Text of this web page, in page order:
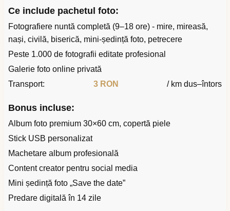
Ce include pachetul foto:
Fotografiere nuntă completă (9–18 ore) - mire, mireasă,
nași, civilă, biserică, mini-ședință foto, petrecere
Peste 1.000 de fotografii editate profesional
Galerie foto online privată
Transport:
3 RON / km dus–întors
Bonus incluse:
Album foto premium 30×60 cm, copertă piele
Stick USB personalizat
Machetare album profesională
Content creator pentru social media
Mini ședință foto „Save the date”
Predare digitală în 14 zile